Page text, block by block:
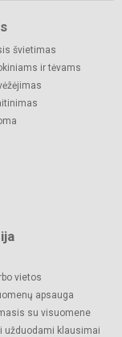
švietimas
ir tėvams
vietos
apsauga
su visuomene
užduodami klausimai